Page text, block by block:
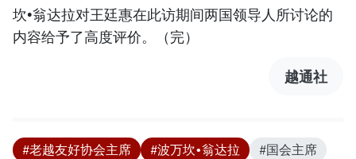
坎•翁达拉对王廷惠在此访期间两国领导人所讨论的
内容给予了高度评价。（完）
越通社
#老越友好协会主席 #波万坎•翁达拉
#国会主席